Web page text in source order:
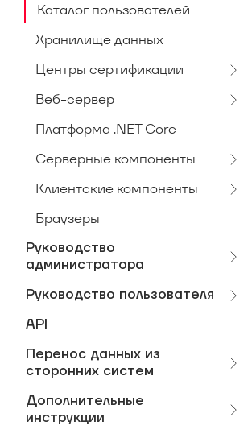
Каталог пользователей
Хранилище данных
Центры сертификации
Веб-сервер
Платформа .NET Core
Серверные компоненты
Клиентские компоненты
Браузеры
Руководство
администратора
Руководство пользователя
API
Перенос данных из
сторонних систем
Дополнительные
инструкции